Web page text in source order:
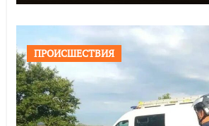
ПРОИСШЕСТВИЯ